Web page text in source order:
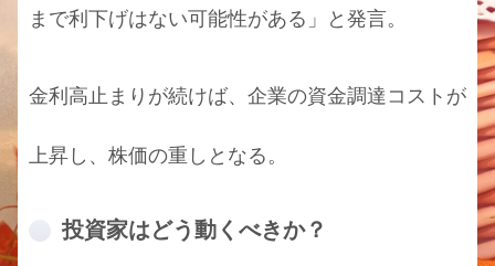
まで利下げはない可能性がある」と発言。
金利高止まりが続けば、企業の資金調達コストが
上昇し、株価の重しとなる。
投資家はどう動くべきか？